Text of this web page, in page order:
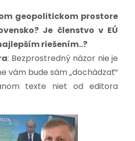
geopolitickom prostore
Je členstvo v EÚ
riešením..?
: Bezprostredný názor nie je
vám bude sám „dochádzať“
texte niet od editora